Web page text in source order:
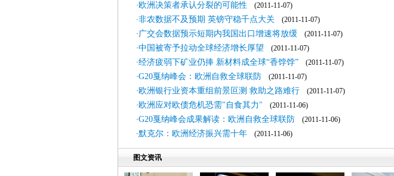
·欧洲决策者承认分裂的可能性 (2011-11-07)
·非农数据不及预期 英镑守稳千点大关 (2011-11-07)
·广交会数据预示短期内我国出口增速将放缓 (2011-11-07)
·中国被寄予拉动全球经济增长厚望 (2011-11-07)
·经济疲弱下矿业仍捧 新材料成全球“香饽饽” (2011-11-07)
·G20戛纳峰会：欧洲自救全球联防 (2011-11-07)
·欧洲银行业资本重组前景叵测 救助之路难行 (2011-11-07)
·欧洲应对欧债危机恐需"自食其力" (2011-11-06)
·G20戛纳峰会成果解读：欧洲自救全球联防 (2011-11-06)
·默克尔：欧洲经济振兴需十年 (2011-11-06)
图文资讯